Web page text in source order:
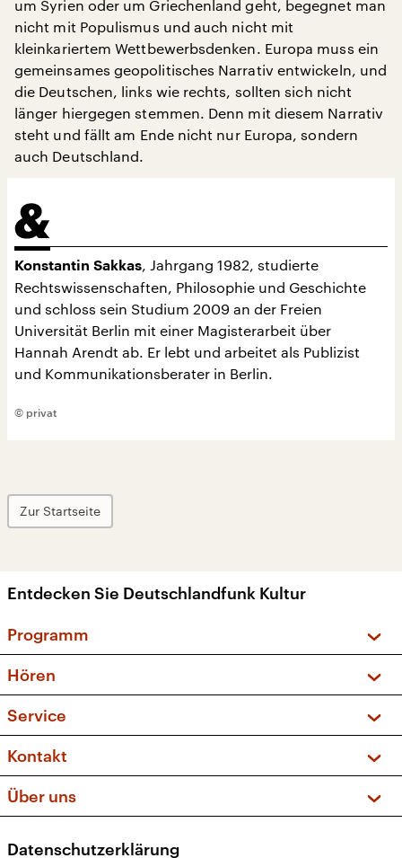
um Syrien oder um Griechenland geht, begegnet man
nicht mit Populismus und auch nicht mit
kleinkariertem Wettbewerbsdenken. Europa muss ein
gemeinsames geopolitisches Narrativ entwickeln, und
die Deutschen, links wie rechts, sollten sich nicht
länger hiergegen stemmen. Denn mit diesem Narrativ
steht und fällt am Ende nicht nur Europa, sondern
auch Deutschland.
Konstantin Sakkas, Jahrgang 1982, studierte
Rechtswissenschaften, Philosophie und Geschichte
und schloss sein Studium 2009 an der Freien
Universität Berlin mit einer Magisterarbeit über
Hannah Arendt ab. Er lebt und arbeitet als Publizist
und Kommunikationsberater in Berlin.
© privat
Zur Startseite
Entdecken Sie Deutschlandfunk Kultur
Programm
Sendungen und Podcasts
Musikliste
Kakadu – Das Kinderprogramm
Hören
Frequenzen (UKW + DAB+)
Service
FAQ
Apps
Newsletter
Kontakt
Social Media
Über uns
Datenschutzerklärung